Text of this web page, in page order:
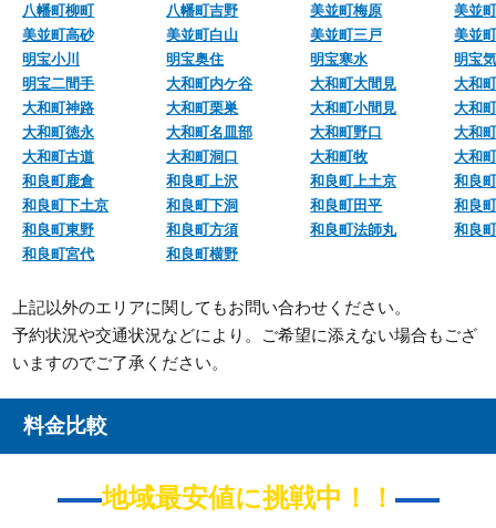
八幡町柳町
八幡町吉野 美並町梅原
美並
美並町高砂
美並町白山 美並町三戸
美並
明宝小川
明宝奥住 明宝寒水
明宝
明宝二間手
大和町内ケ谷 大和町大間見
大和
大和町神路
大和町栗巣 大和町小間見
大和
大和町徳永
大和町名皿部 大和町野口
大和
大和町古道
大和町洞口 大和町牧
大和
和良町鹿倉
和良町上沢 和良町上土京
和良
和良町下土京
和良町下洞 和良町田平
和良
和良町東野
和良町方須 和良町法師丸
和良
和良町宮代
和良町横野
上記以外のエリアに関してもお問い合わせください。
予約状況や交通状況などにより。ご希望に添えない場合もござ
いますのでご了承ください。
料金比較
地域最安値に挑戦中！！